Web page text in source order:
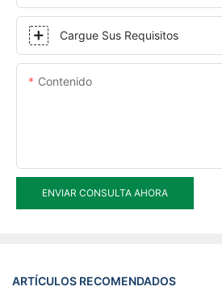
Cargue Sus Requisitos
Contenido
ENVIAR CONSULTA AHORA
ARTÍCULOS RECOMENDADOS